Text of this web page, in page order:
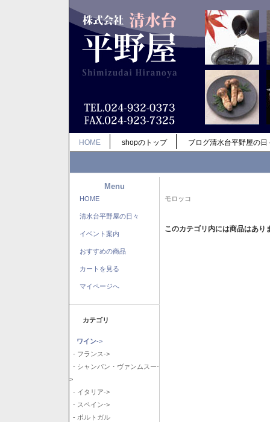
HOME shopのトップ ブログ清水台平野屋の日
Menu
HOME
清水台平野屋の日々
イベント案内
おすすめの商品
カートを見る
マイページへ
カテゴリ
ワイン->
- フランス->
- シャンパン・ヴァンムスー-
>
- イタリア->
- スペイン->
- ポルトガル
モロッコ
このカテゴリ内には商品はあり